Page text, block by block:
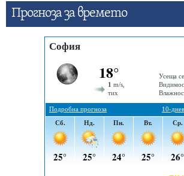
Прогнозa за времето